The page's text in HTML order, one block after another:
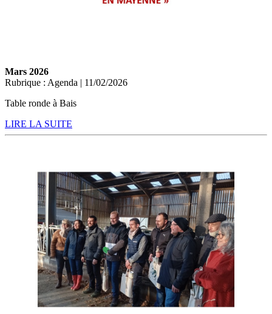
Mars 2026
Rubrique : Agenda | 11/02/2026
Table ronde à Bais
LIRE LA SUITE